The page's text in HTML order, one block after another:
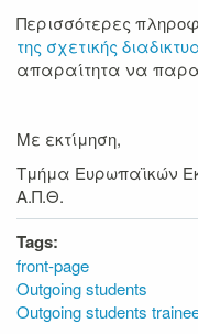
Περισσότερες
της σχετικής
απαραίτητα να
Με εκτίμηση,
Τμήμα Ευρωπαϊκών
Α.Π.Θ.
Tags:
front-page
Outgoing students
Outgoing students